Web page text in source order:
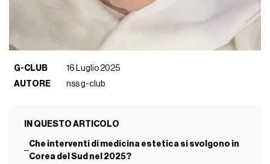
G-CLUB
16 Luglio 2025
AUTORE
nss g-club
IN QUESTO ARTICOLO
Che interventi di medicina estetica si svolgono in
Corea del Sud nel 2025?